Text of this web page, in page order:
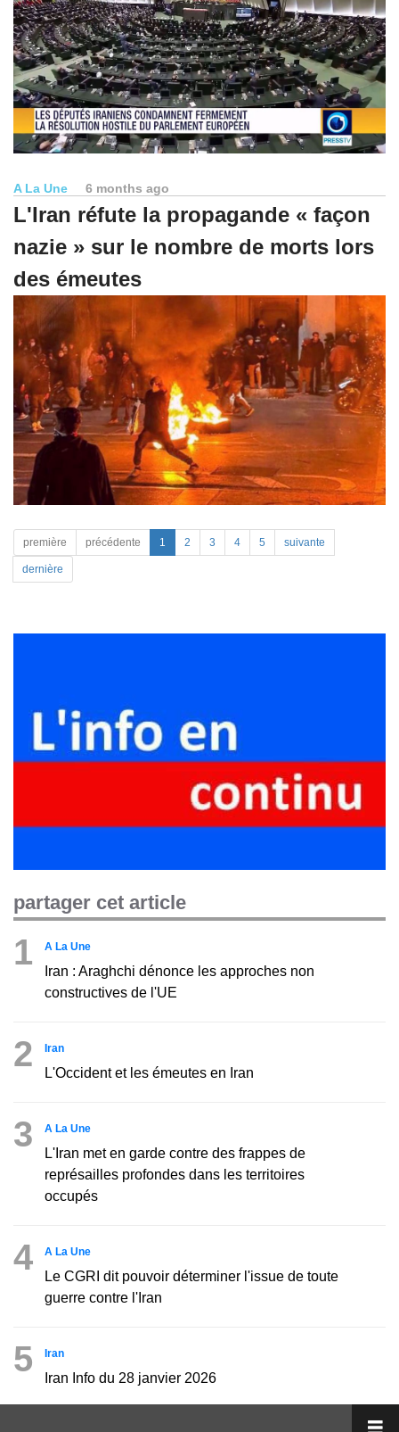
A La Une 6 months ago
L'Iran réfute la propagande « façon
nazie » sur le nombre de morts lors
des émeutes
première précédente 1 2 3 4 5 suivante
dernière
partager cet article
1 A La Une
Iran : Araghchi dénonce les approches non
constructives de l'UE
2 Iran
L'Occident et les émeutes en Iran
3 A La Une
L'Iran met en garde contre des frappes de
représailles profondes dans les territoires
occupés
4 A La Une
Le CGRI dit pouvoir déterminer l'issue de toute
guerre contre l'Iran
5 Iran
Iran Info du 28 janvier 2026